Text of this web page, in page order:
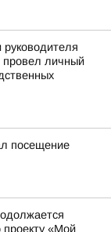
провел личный
посещение
проекту «Мой